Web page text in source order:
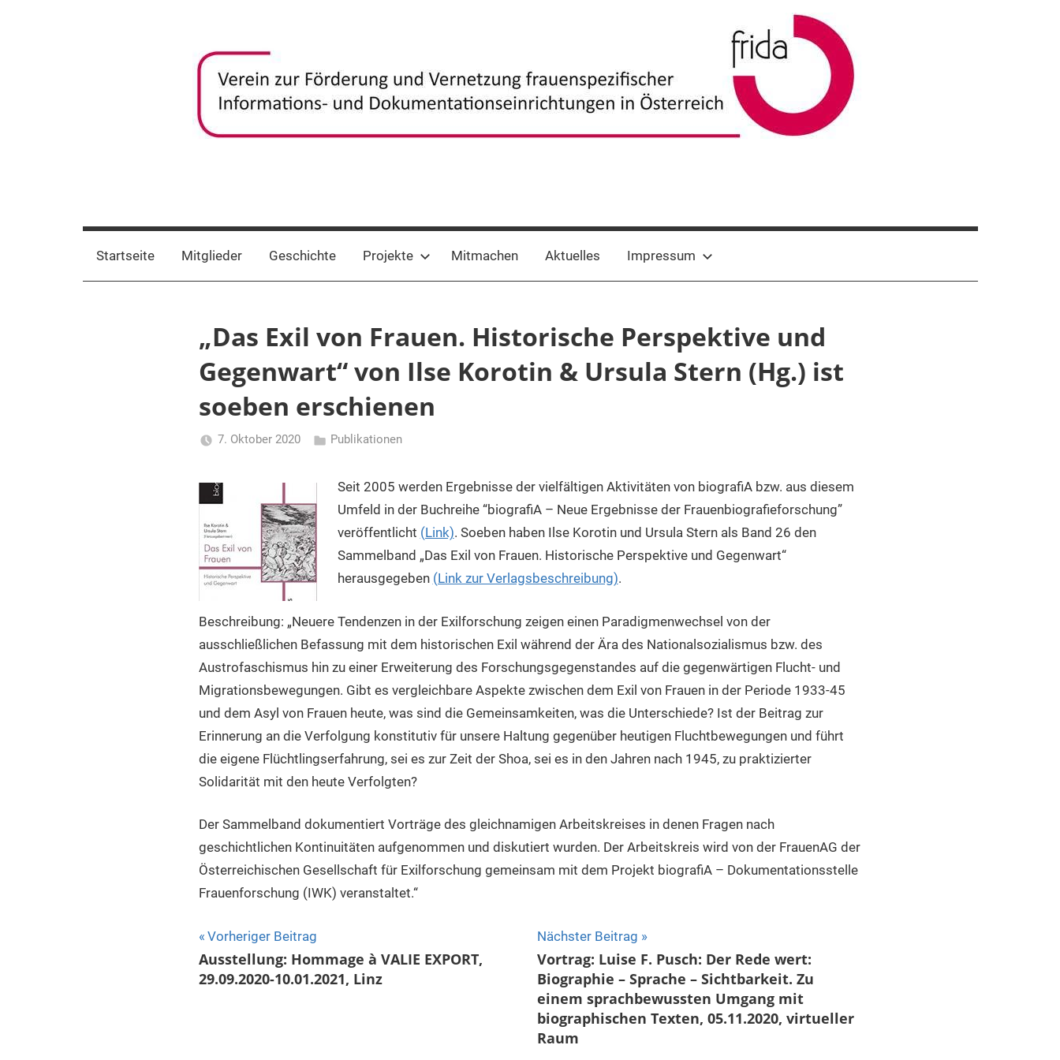
frida-
verein
zur
Förderung
Dokumentationseinrichtungen
Startseite Mitglieder Geschichte Projekte Mitmachen Aktuelles Impressum
„Das Exil von Frauen. Historische Perspektive und
Gegenwart“ von Ilse Korotin & Ursula Stern (Hg.) ist
soeben erschienen
7. Oktober 2020
Gerhalter
Publikationen
Seit 2005 werden Ergebnisse der vielfältigen Aktivitäten von biografiA bzw. aus diesem
Umfeld in der Buchreihe “biografiA – Neue Ergebnisse der Frauenbiografieforschung”
veröffentlicht (Link). Soeben haben Ilse Korotin und Ursula Stern als Band 26 den
Sammelband „Das Exil von Frauen. Historische Perspektive und Gegenwart“
herausgegeben (Link zur Verlagsbeschreibung).
Beschreibung: „Neuere Tendenzen in der Exilforschung zeigen einen Paradigmenwechsel von der
ausschließlichen Befassung mit dem historischen Exil während der Ära des Nationalsozialismus bzw. des
Austrofaschismus hin zu einer Erweiterung des Forschungsgegenstandes auf die gegenwärtigen Flucht- und
Migrationsbewegungen. Gibt es vergleichbare Aspekte zwischen dem Exil von Frauen in der Periode 1933-45
und dem Asyl von Frauen heute, was sind die Gemeinsamkeiten, was die Unterschiede? Ist der Beitrag zur
Erinnerung an die Verfolgung konstitutiv für unsere Haltung gegenüber heutigen Fluchtbewegungen und führt
die eigene Flüchtlingserfahrung, sei es zur Zeit der Shoa, sei es in den Jahren nach 1945, zu praktizierter
Solidarität mit den heute Verfolgten?
Der Sammelband dokumentiert Vorträge des gleichnamigen Arbeitskreises in denen Fragen nach
geschichtlichen Kontinuitäten aufgenommen und diskutiert wurden. Der Arbeitskreis wird von der FrauenAG der
Österreichischen Gesellschaft für Exilforschung gemeinsam mit dem Projekt biografiA – Dokumentationsstelle
Frauenforschung (IWK) veranstaltet.“
Beitragsnavigation
Vorheriger Beitrag
Ausstellung: Hommage à VALIE EXPORT,
29.09.2020-10.01.2021, Linz
Nächster Beitrag
Vortrag: Luise F. Pusch: Der Rede wert:
Biographie – Sprache – Sichtbarkeit. Zu
einem sprachbewussten Umgang mit
biographischen Texten, 05.11.2020, virtueller
Raum